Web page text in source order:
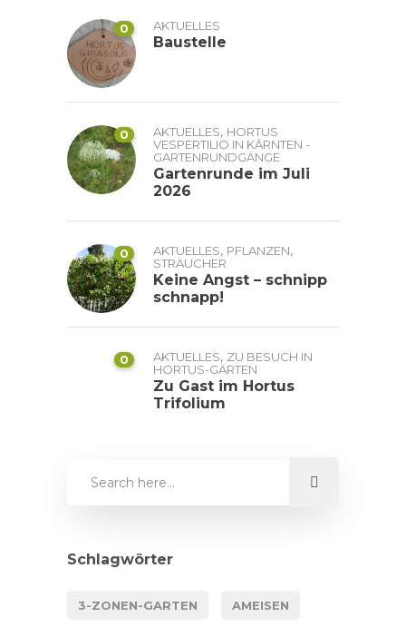
0 AKTUELLES
Baustelle
0 AKTUELLES, HORTUS
VESPERTILIO IN KÄRNTEN -
GARTENRUNDGÄNGE
Gartenrunde im Juli
2026
0 AKTUELLES, PFLANZEN,
STRÄUCHER
Keine Angst – schnipp
schnapp!
0 AKTUELLES, ZU BESUCH IN
HORTUS-GÄRTEN
Zu Gast im Hortus
Trifolium
Schlagwörter
3-ZONEN-GARTEN AMEISEN